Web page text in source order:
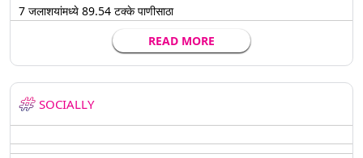
7 जलाशयांमध्ये 89.54 टक्के पाणीसाठा
READ MORE
SOCIALLY